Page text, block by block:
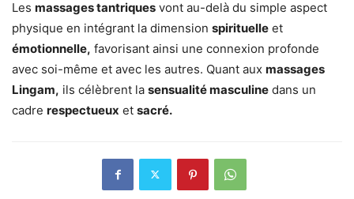
Les massages tantriques vont au-delà du simple aspect
physique en intégrant la dimension spirituelle et
émotionnelle, favorisant ainsi une connexion profonde
avec soi-même et avec les autres. Quant aux massages
Lingam, ils célèbrent la sensualité masculine dans un
cadre respectueux et sacré.